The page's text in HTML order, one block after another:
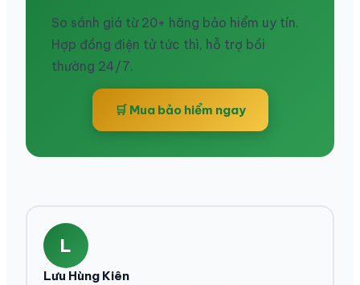
So sánh giá từ 20+ hãng bảo hiểm uy tín.
Hợp đồng điện tử tức thì, hỗ trợ bồi
thường 24/7.
🛒 Mua bảo hiểm ngay
L
Lưu Hùng Kiên